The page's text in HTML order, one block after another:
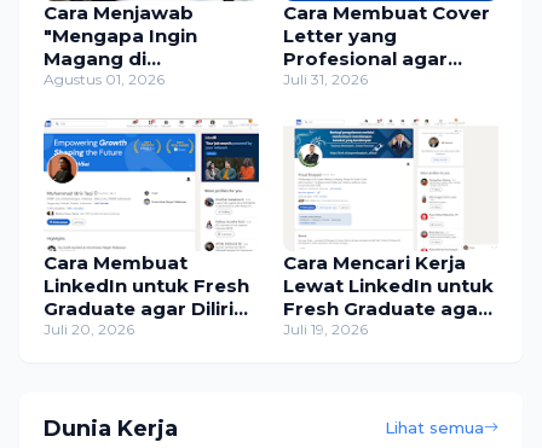
Cara Menjawab
"Mengapa Ingin
Magang di
Perusahaan Ini?" (+
Agustus 01, 2026
Cara Membuat Cover
Letter yang
Profesional agar
Dilirik HRD (Lengkap +
Juli 31, 2026
Cara Membuat
LinkedIn untuk Fresh
Graduate agar Dilirik
Recruiter (Panduan
Juli 20, 2026
Cara Mencari Kerja
Lewat LinkedIn untuk
Fresh Graduate agar
Cepat Dilirik Recruiter
Juli 19, 2026
Dunia Kerja Lihat semua